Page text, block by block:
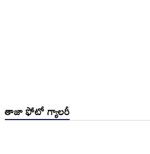
తాజా ఫోటో గ్యాలరీ